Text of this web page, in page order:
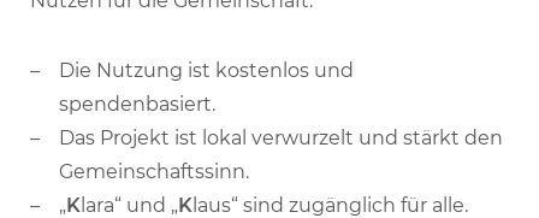
Die Nutzung ist kostenlos und
spendenbasiert.
Das Projekt ist lokal verwurzelt und stärkt den
Gemeinschaftssinn.
„K lara“ und „K laus“ sind zugänglich für alle.